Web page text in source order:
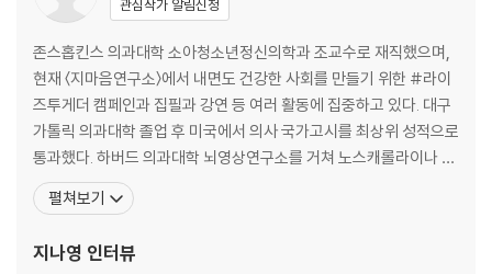
진짜 중요한 가치는 내면에 있다는 것
부족한 부분보다는 잘하는 부분에 집중할 것
중요하지 않은 일에 “No”라고 이야기할 것
병과 죽음 역시 삶의 일부라는 것
생각하는 대로 삶이 흘러간다는 것
3장 내 안에서 나를 만드는 것들
아픈 자들과 함께한 삶
관심작가 알림신청
존스홉킨스 의과대학 소아청소년정신의학과 조교수로 재직했으며,
현재 〈지마음연구소〉에서 내면도 건강한 사회를 만들기 위한 #라이
즈투게더 캠페인과 집필과 강연 등 여러 활동에 집중하고 있다. 대구
가톨릭 의과대학 졸업 후 미국에서 의사 국가고시를 최상위 성적으로
통과했다. 하버드 의과대학 뇌영상연구소를 거쳐 노스캐롤라이나 의
과대학에서 정신과 레지던트와 소아정신과 펠로우 과정을 이수했다.
그 뒤 존스홉킨스 의과대학과 그 연계 병원인 케네디크리거인스티튜
육에 전념하는 동시에 때때로 세계를 누비며 자유로운 삶을 항해하던
펼쳐보기
지나영 인터뷰